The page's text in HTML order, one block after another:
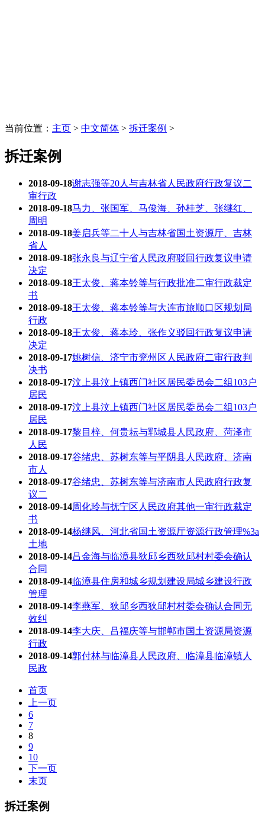
当前位置： 主页 > 中文简体 > 拆迁案例 >
拆迁案例
2018-09-18谢志强等20人与吉林省人民政府行政复议二
审行政
2018-09-18马力、张国军、马俊海、孙桂芝、张继红、
周明
2018-09-18姜启兵等二十人与吉林省国土资源厅、吉林
省人
2018-09-18张永良与辽宁省人民政府驳回行政复议申请
决定
2018-09-18王太俊、蒋本铃等与行政批准二审行政裁定
书
2018-09-18王太俊、蒋本铃等与大连市旅顺口区规划局
行政
2018-09-18王太俊、蒋本玲、张作义驳回行政复议申请
决定
2018-09-17姚树信、济宁市兖州区人民政府二审行政判
决书
2018-09-17汶上县汶上镇西门社区居民委员会二组103户
居民
2018-09-17汶上县汶上镇西门社区居民委员会二组103户
居民
2018-09-17黎目梓、何贵耘与郓城县人民政府、菏泽市
人民
2018-09-17谷绪忠、苏树东等与平阴县人民政府、济南
市人
2018-09-17谷绪忠、苏树东等与济南市人民政府行政复
议二
2018-09-14周化玲与抚宁区人民政府其他一审行政裁定
书
2018-09-14杨继风、河北省国土资源厅资源行政管理%3a
土地
2018-09-14吕金海与临漳县狄邱乡西狄邱村村委会确认
合同
2018-09-14临漳县住房和城乡规划建设局城乡建设行政
管理
2018-09-14李燕军、狄邱乡西狄邱村村委会确认合同无
效纠
2018-09-14李大庆、吕福庆等与邯郸市国土资源局资源
行政
2018-09-14郭付林与临漳县人民政府、临漳县临漳镇人
民政
首页
上一页
6
7
8
9
10
下一页
末页
拆迁案例